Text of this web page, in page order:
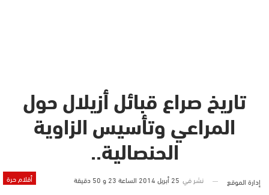
تاريخ صراع قبائل أزيلال حول
المراعي وتأسيس الزاوية
الحنصالية..
أقلام حرة إدارة الموقع نشر في 25 أبريل 2014 الساعة 23 و 50 دقيقة